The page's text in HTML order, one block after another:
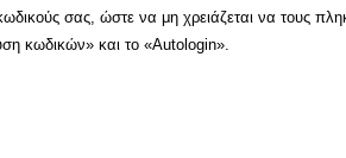
σας, ώστε να μη χρειάζεται να τους
κωδικών» και το «Autologin».